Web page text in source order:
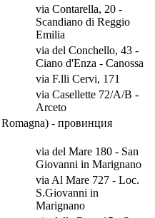
via Contarella, 20 -
Scandiano di Reggio
Emilia
via del Conchello, 43 -
Ciano d'Enza - Canossa
via F.lli Cervi, 171
via Casellette 72/A/B -
Arceto
- провинция
via del Mare 180 - San
Giovanni in Marignano
via Al Mare 727 - Loc.
S.Giovanni in
Marignano